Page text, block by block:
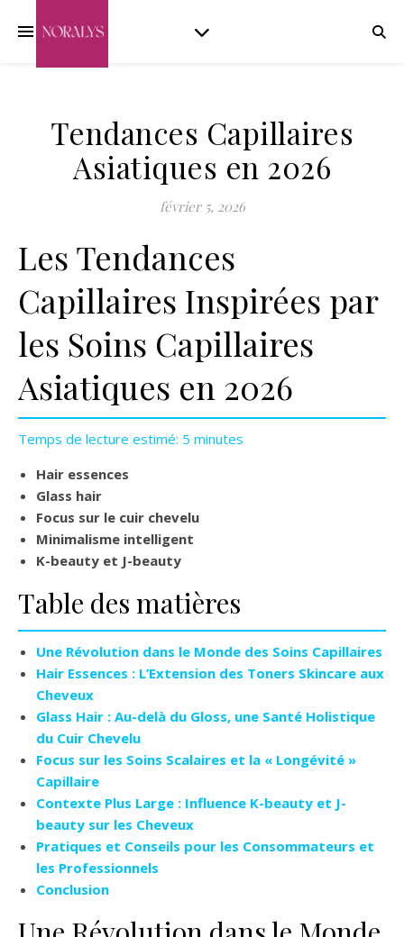
Tendances Capillaires
Asiatiques en 2026
février 5, 2026
Les Tendances
Capillaires Inspirées par
les Soins Capillaires
Asiatiques en 2026
Temps de lecture estimé: 5 minutes
Hair essences
Glass hair
Focus sur le cuir chevelu
Minimalisme intelligent
K-beauty et J-beauty
Table des matières
Une Révolution dans le Monde des Soins Capillaires
Hair Essences : L’Extension des Toners Skincare aux
Cheveux
Glass Hair : Au-delà du Gloss, une Santé Holistique
du Cuir Chevelu
Focus sur les Soins Scalaires et la « Longévité »
Capillaire
Contexte Plus Large : Influence K-beauty et J-
beauty sur les Cheveux
Pratiques et Conseils pour les Consommateurs et
les Professionnels
Conclusion